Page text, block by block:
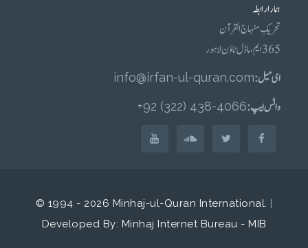
ہمارا رابطہ
تحریکِ منہاج القرآن
365 ایم، ماڈل ٹاؤن لاہور
ای میل :info@irfan-ul-quran.com
واٹس ایپ :4066-438 (322) 92+
© 1994 - 2026 Minhaj-ul-Quran International.
|
Developed By: Minhaj Internet Bureau - MIB